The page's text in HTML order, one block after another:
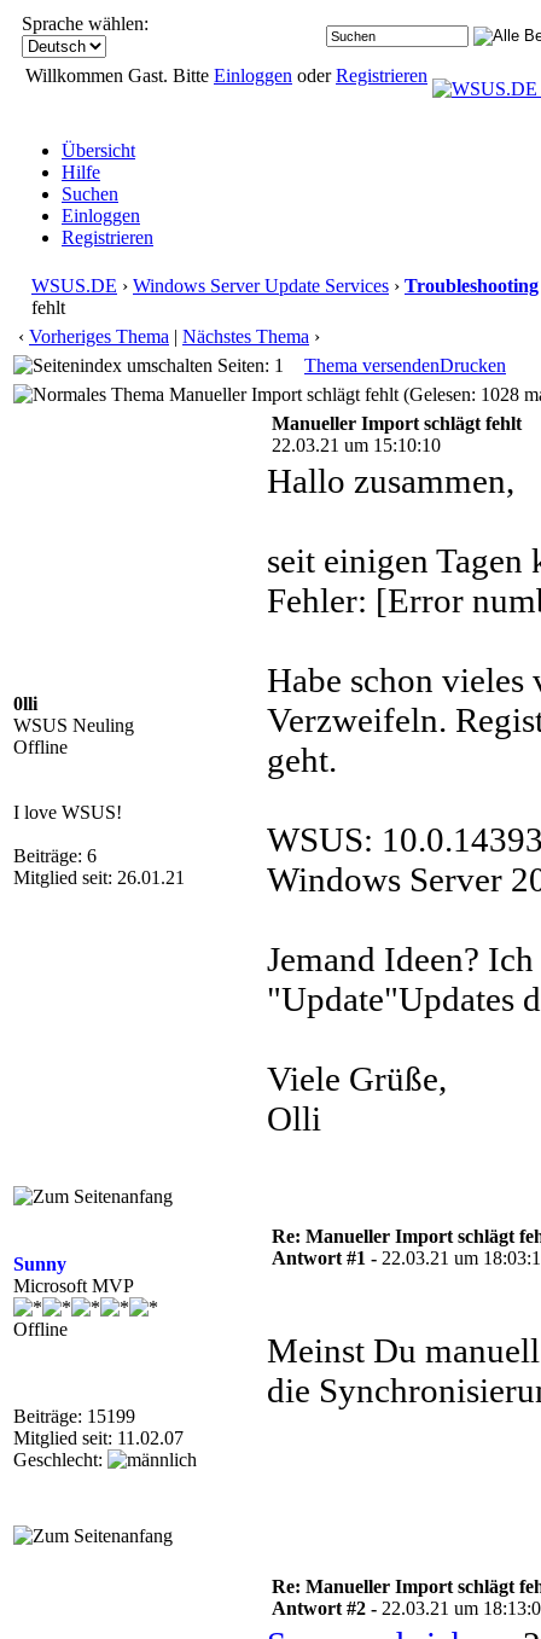
Sprache wählen:
Willkommen Gast. Bitte Einloggen oderRegistrieren
Übersicht
Hilfe
Suchen
Einloggen
Registrieren
WSUS.DE › Windows Server Update Services › Troubleshooting
fehlt
‹ Vorheriges Thema | Nächstes Thema ›
Seiten: 1
Thema versendenDrucken
Manueller Import schlägt fehlt (Gelesen: 1028
0lli
WSUS Neuling
Offline
I love WSUS!
Beiträge: 6
Mitglied seit: 26.01.21
Manueller Import schlägt fehlt
22.03.21 um 15:10:10
Hallo zusammen,
seit einigen
Fehler: [Error
Habe schon vieles
Verzweifeln.
geht.
WSUS:
Windows Server
Jemand Ideen?
"Update"Updates
Viele Grüße,
Olli
Sunny
Microsoft MVP
Offline
Beiträge: 15199
Mitglied seit: 11.02.07
Geschlecht:
Re: Manueller Import schlägt
Antwort #1 - 22.03.21 um
Meinst Du
die
Re: Manueller Import schlägt
Antwort #2 - 22.03.21 um